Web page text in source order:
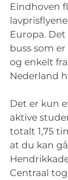
Eindhoven
Europa.
buss som
og enkelt
Nederland
Det er kun
aktive
totalt 1,75
at du kan
Centraal